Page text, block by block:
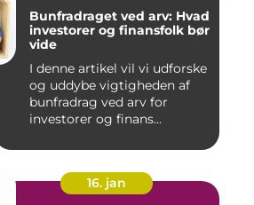
Bunfradraget ved arv: Hvad
investorer og finansfolk bør
vide
I denne artikel vil vi udforske
og uddybe vigtigheden af
bunfradrag ved arv for
investorer og finans...
16. jan